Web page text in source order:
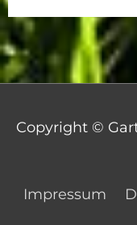
Copyright ©
Impressum